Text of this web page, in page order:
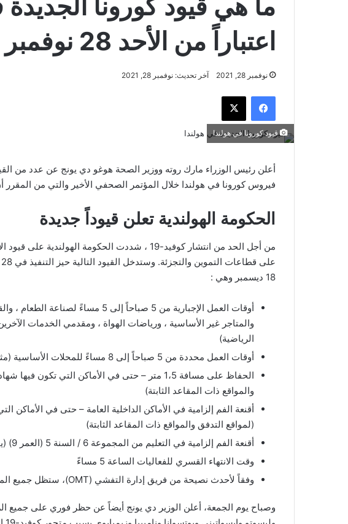
ما هي قيود كورونا الجديدة
اعتباراً من الأحد 28 نوفمبر
نوفمبر 28, 2021 آخر تحديث: نوفمبر 28, 2021
فيسبوك ‫X
قيود كورونا في هولندا
أعلن رئيس الوزراء مارك روته ووزير الصحة هوغو دي يونج عن عدد من
فيروس كورونا في هولندا خلال المؤتمر الصحفي الأخير والتي من المقرر أن تدخل
الحكومة الهولندية تعلن قيوداً جديدة
من أجل الحد من انتشار كوفيد-19 ، شددت الحكومة
18 ديسمبر وهي :
أوقات العمل الإجبارية من 5 صباحاً إلى
والمتاجر غير الأساسية ، ورياضات الهواة ، ومقدمي الخدمات
الرياضية)
أوقات العمل محددة من 5 صباحاً إلى 8 مساءً للمحلات الأساسية (مثل محلات السوبر ماركت والصيدليات)
الحفاظ على مسافة 1،5 متر – حتى في الأماكن التي
والمواقع ذات المقاعد الثابتة)
أقنعة الفم إلزامية في الأماكن الداخلية العامة – حتى في الأماكن
(لمواقع التدفق والمواقع ذات المقاعد الثابتة)
أقنعة الفم إلزامية في التعليم من المجموعة 6 / السنة 5 (العمر 9) (ينطبق الاستثناء في الفصول الدراسية)
وقت الانتهاء القسري للفعاليات الساعة 5 مساءً
وفقاً لأحدث نصيحة من فريق إدارة التفشي (OMT)، ستظل جميع المدارس والجامعات مفتوحة.
وصباح يوم الجمعة، أعلن الوزير دي يونج أيضاً عن حظر فوري على جميع